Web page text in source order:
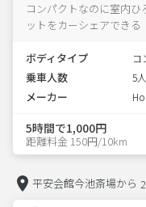
コンパクトなのに室内
ットをカーシェアできる
ボディタイプ コ
乗車人数 5人
メーカー
5時間で1,000円
距離料金 150円/10km
平安会館今池斎場から